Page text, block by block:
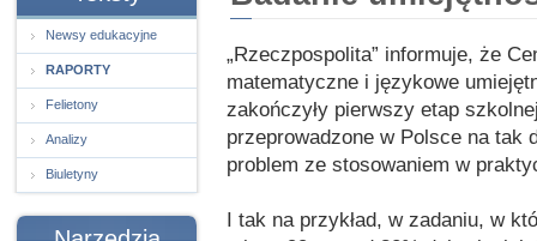
Newsy edukacyjne
RAPORTY
Felietony
Analizy
Biuletyny
„Rzeczpospolita” informuje, że
matematyczne i językowe
zakończyły pierwszy etap
przeprowadzone w Polsce na tak
problem ze stosowaniem w
I tak na przykład, w zadaniu, w